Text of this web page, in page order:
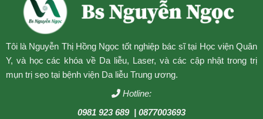
Tôi là Nguyễn Thị Hồng Ngọc tốt nghiệp bác sĩ tại Học viện Quân
Y, và học các khóa về Da liễu, Laser, và các cập nhật trong trị
mụn trị sẹo tại bệnh viện Da liễu Trung ương.
Hotline:
0981 923 689| 0877003693